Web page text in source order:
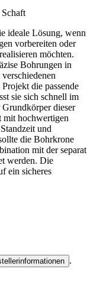
ideale Lösung, wenn
vorbereiten oder
möchten.
Bohrungen in
die passende
sie sich schnell im
dieser
mit hochwertigen
und
die Bohrkrone
mit der separat
werden. Die
ein sicheres
.